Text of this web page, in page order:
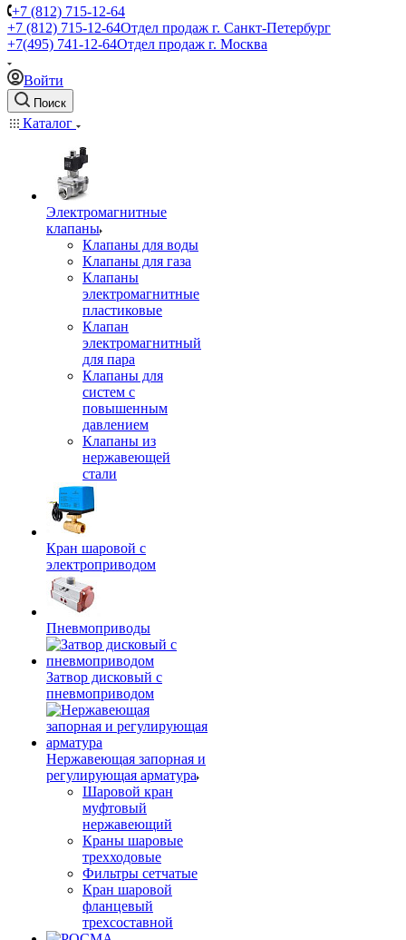
+7 (812) 715-12-64
+7 (812) 715-12-64Отдел продаж г. Санкт-Петербург
+7(495) 741-12-64Отдел продаж г. Москва
Войти
Поиск
Каталог
Электромагнитные
клапаны
Клапаны для воды
Клапаны для газа
Клапаны
электромагнитные
пластиковые
Клапан
электромагнитный
для пара
Клапаны для
систем с
повышенным
давлением
Клапаны из
нержавеющей
стали
Кран шаровой с
электроприводом
Пневмоприводы
Затвор дисковый с
пневмоприводом
Нержавеющая запорная и
регулирующая арматура
Шаровой кран
муфтовый
нержавеющий
Краны шаровые
трехходовые
Фильтры сетчатые
Кран шаровой
фланцевый
трехсоставной